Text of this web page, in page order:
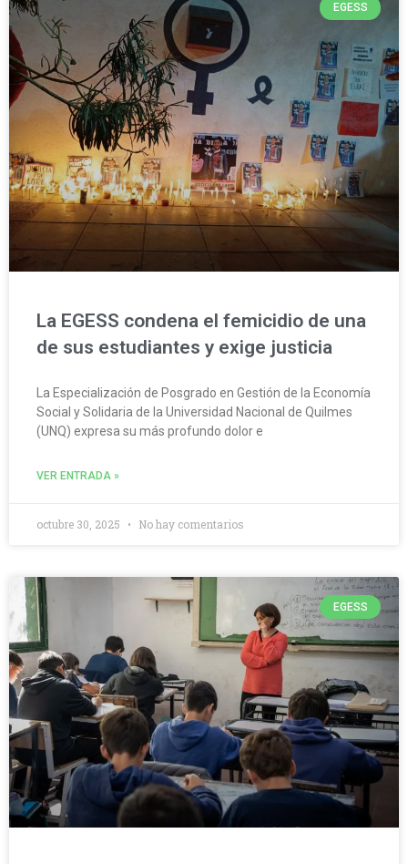
EGESS
La EGESS condena el femicidio de una
de sus estudiantes y exige justicia
La Especialización de Posgrado en Gestión de la Economía
Social y Solidaria de la Universidad Nacional de Quilmes
(UNQ) expresa su más profundo dolor e
VER ENTRADA »
octubre 30, 2025 No hay comentarios
EGESS